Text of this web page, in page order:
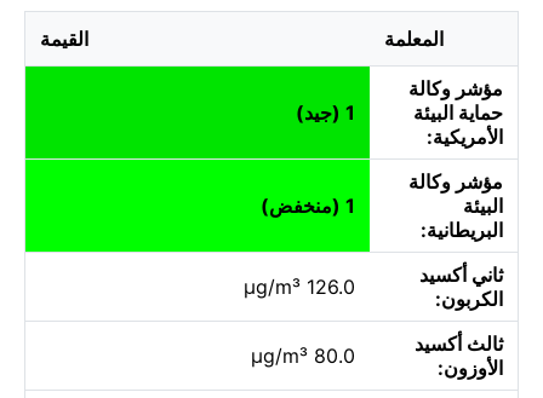
المعلمة القيمة
مؤشر وكالة
حماية البيئة
الأمريكية:
1 (جيد)
مؤشر وكالة
البيئة
البريطانية:
1 (منخفض)
ثاني أكسيد
الكربون:
126.0 µg/m³
ثالث أكسيد
الأوزون:
80.0 µg/m³